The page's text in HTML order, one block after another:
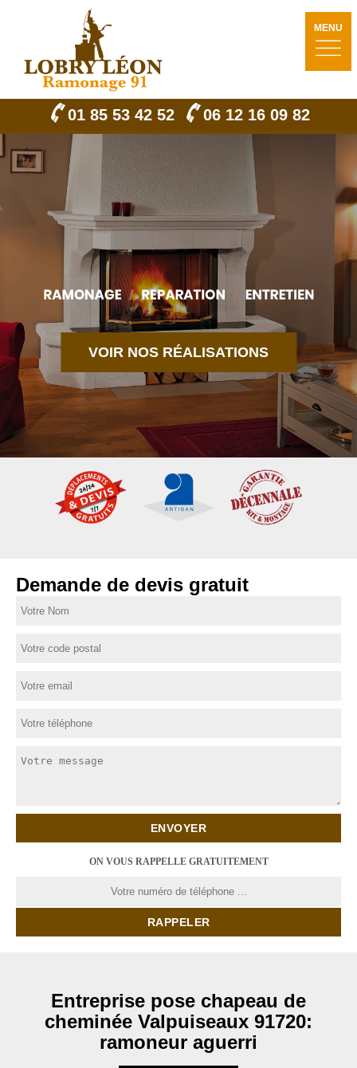
MENU
01 85 53 42 52 06 12 16 09 82
VOIR NOS RÉALISATIONS
Demande de devis gratuit
ON VOUS RAPPELLE GRATUITEMENT
Entreprise pose chapeau de
cheminée Valpuiseaux 91720:
ramoneur aguerri